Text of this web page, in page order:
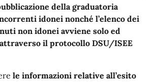
della graduatoria
idonei nonché l’elenco dei
non idonei avviene solo ed
il protocollo DSU/ISEE
le informazioni relative all’esito